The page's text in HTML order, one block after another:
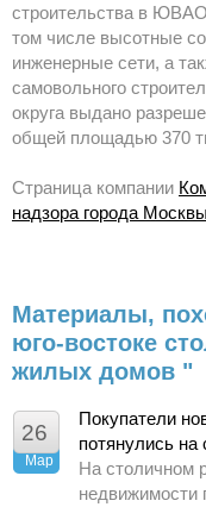
строительства в
том числе высотные
инженерные сети, а
самовольного
округа выдано
общей площадью 370
Страница компании
надзора города Москвы
Материалы,
юго-востоке
жилых домов "
26
Мар
Покупатели
потянулись на
На столичном
недвижимости